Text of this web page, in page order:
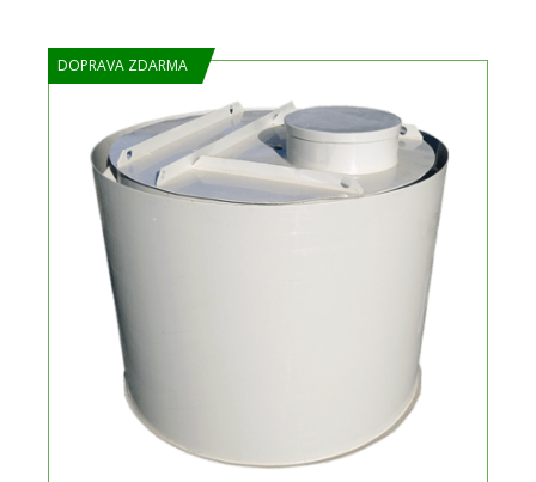
DOPRAVA ZDARMA